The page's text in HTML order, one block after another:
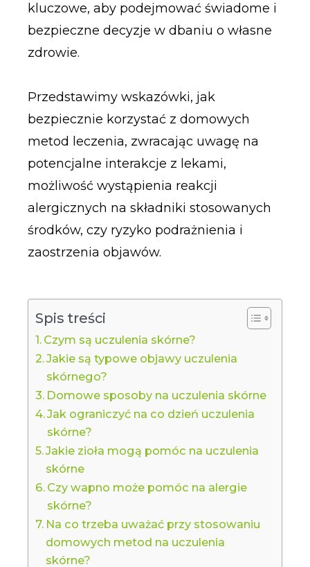
kluczowe, aby podejmować świadome i
bezpieczne decyzje w dbaniu o własne
zdrowie.
Przedstawimy wskazówki, jak
bezpiecznie korzystać z domowych
metod leczenia, zwracając uwagę na
potencjalne interakcje z lekami,
możliwość wystąpienia reakcji
alergicznych na składniki stosowanych
środków, czy ryzyko podrażnienia i
zaostrzenia objawów.
Spis treści
Czym są uczulenia skórne?
Jakie są typowe objawy uczulenia
skórnego?
Domowe sposoby na uczulenia skórne
Jak ograniczyć na co dzień uczulenia
skórne?
Jakie zioła mogą pomóc na uczulenia
skórne
Czy wapno może pomóc na alergie
skórne?
Na co trzeba uważać przy stosowaniu
domowych metod na uczulenia
skórne?